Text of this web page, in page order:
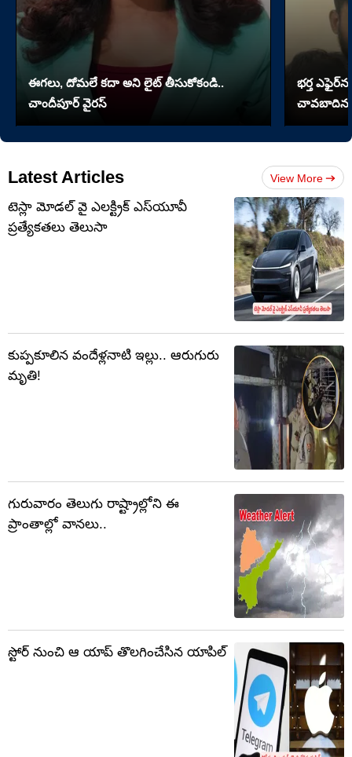
ఈగలు, దోమలే కదా అని లైట్ తీసుకోకండి..
చాందీపూర్ వైరస్
భర్త
చావబాదిన
Latest Articles View More
టెస్లా మోడల్ వై ఎలక్ట్రిక్ ఎస్‌యూవీ
ప్రత్యేకతలు తెలుసా
కుప్పకూలిన వందేళ్లనాటి ఇల్లు.. ఆరుగురు
మృతి!
గురువారం తెలుగు రాష్ట్రాల్లోని ఈ
ప్రాంతాల్లో వానలు..
స్టోర్‌‌ నుంచి ఆ యాప్ తొలగించేసిన యాపిల్